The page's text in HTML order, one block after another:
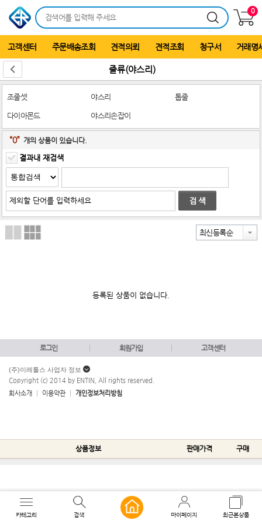
0
고객센터 주문배송조회 견적의뢰 견적조회 청구서 거래명
카테고리 검색 마이페이지 최근본상품
줄류(야스리)
조줄셋 야스리 톱줄
다이아몬드 야스리손잡이
“0” 개의 상품이 있습니다.
결과내 재검색
최신등록순
등록된 상품이 없습니다.
로그인 회원가입 고객센터
(주)이레툴스 사업자 정보
Copyright (c) 2014 by ENTIN, All rights reserved.
회사소개
이용약관 개인정보처리방침
상품정보 판매가격 구매